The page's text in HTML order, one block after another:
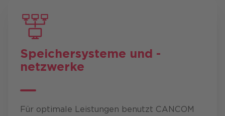
Speichersysteme und -
netzwerke
Für optimale Leistungen benutzt CANCOM